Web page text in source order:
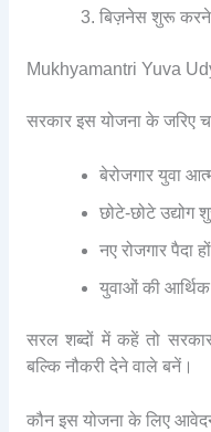
बिज़नेस शुरू करने
Mukhyamantri Yuva
सरकार इस योजना के जरिए
बेरोजगार युवा
छोटे-छोटे उद्योग
नए रोजगार पैदा हों
युवाओं की आर्थिक
सरल शब्दों में कहें तो
बल्कि नौकरी देने वाले बनें।
कौन इस योजना के लिए